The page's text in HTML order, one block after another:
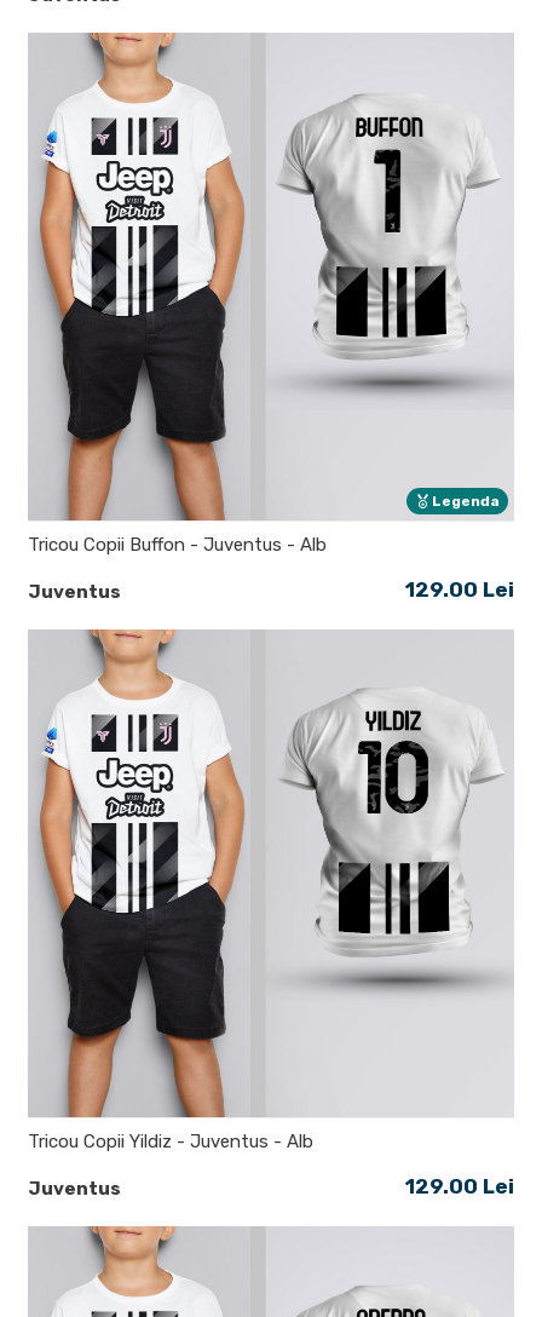
Legenda
Juventus
Tricou Copii Buffon - Juventus - Alb
129.00 Lei
Juventus
Tricou Copii Yildiz - Juventus - Alb
129.00 Lei